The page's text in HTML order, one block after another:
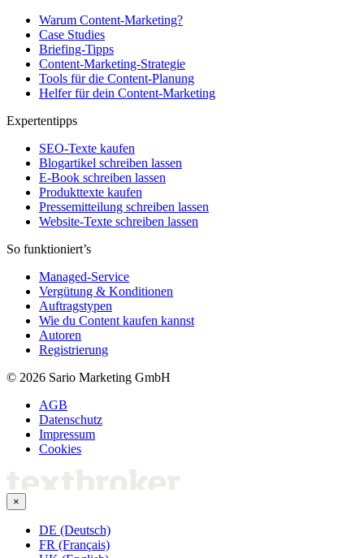
Warum Content-Marketing?
Case Studies
Briefing-Tipps
Content-Marketing-Strategie
Tools für die Content-Planung
Helfer für dein Content-Marketing
Expertentipps
SEO-Texte kaufen
Blogartikel schreiben lassen
E-Book schreiben lassen
Produkttexte kaufen
Pressemitteilung schreiben lassen
Website-Texte schreiben lassen
So funktioniert’s
Managed-Service
Vergütung & Konditionen
Auftragstypen
Wie du Content kaufen kannst
Autoren
Registrierung
© 2026 Sario Marketing GmbH
AGB
Datenschutz
Impressum
Cookies
×
DE (Deutsch)
FR (Français)